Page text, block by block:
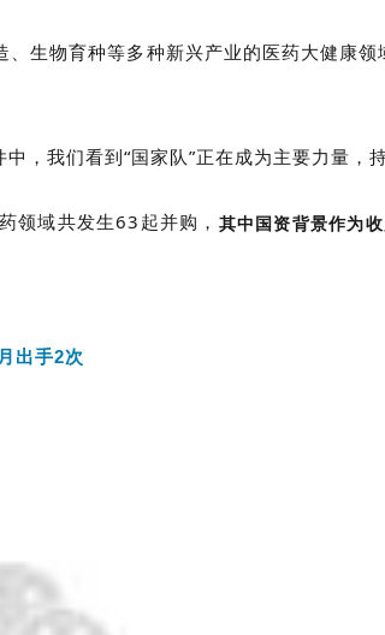
生物育种等多种新兴产业的医药大健康领
，我们看到“国家队”正在成为主要力量，
领域共发生63起并购， 其中国资背景作为
出手2次